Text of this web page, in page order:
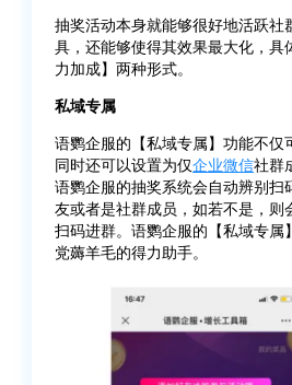
抽奖活动本身就能够很好地活跃社
具，还能够使得其效果最大化，具
力加成】两种形式。
私域专属
语鹦企服的【私域专属】功能不仅
同时还可以设置为仅企业微信社群
语鹦企服的抽奖系统会自动辨别扫
友或者是社群成员，如若不是，则
扫码进群。语鹦企服的【私域专属
党薅羊毛的得力助手。